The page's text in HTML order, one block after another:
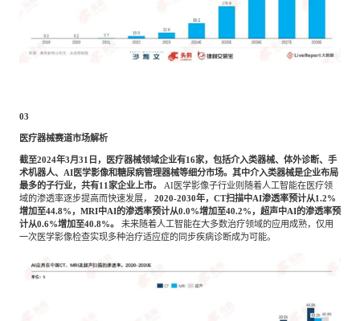
03
医疗器械赛道市场解析
截至2024年3月31日，医疗器械领域企业有16家，包括介入类器械、体外诊断、手
术机器人、AI医学影像和糖尿病管理器械等细分市场。其中介入类器械是企业布局
最多的子行业，共有11家企业上市。
AI医学影像子行业则随着人工智能在医疗领
域的渗透率逐步提高而快速发展，
2020-2030年，CT扫描中AI渗透率预计从1.2%
增加至44.8%，MRI中AI的渗透率预计从0.0%增加至40.2%，超声中AI的渗透率预
计从0.6%增加至40.8%。
未来随着人工智能在大多数治疗领域的应用成熟，仅用
一次医学影像检查实现多种治疗适应症的同步疾病诊断成为可能。